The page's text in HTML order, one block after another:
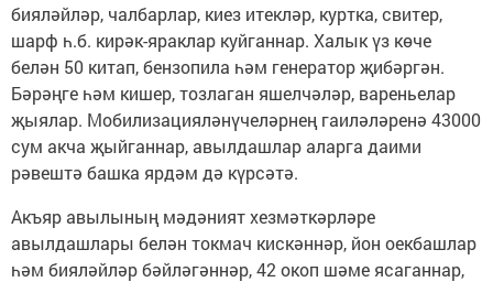
бияләйләр, чалбарлар, киез итекләр, куртка, свитер,
шарф һ.б. кирәк-яраклар куйганнар. Халык үз көче
белән 50 китап, бензопила һәм генератор җибәргән.
Бәрәңге һәм кишер, тозлаган яшелчәләр, вареньелар
җыялар. Мобилизацияләнүчеләрнең гаиләләренә 43000
сум акча җыйганнар, авылдашлар аларга даими
рәвештә башка ярдәм дә күрсәтә.
Акъяр авылының мәдәният хезмәткәрләре
авылдашлары белән токмач кискәннәр, йон оекбашлар
һәм бияләйләр бәйләгәннәр, 42 окоп шәме ясаганнар,